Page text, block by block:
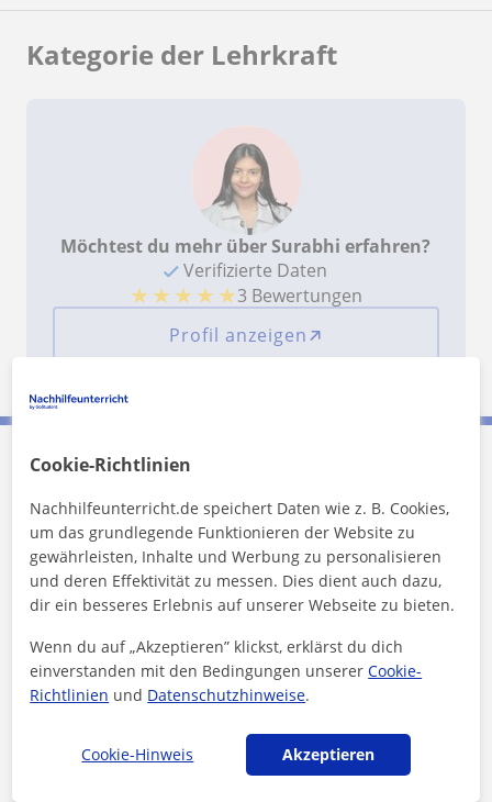
Kategorie der Lehrkraft
Möchtest du mehr über Surabhi erfahren?
Verifizierte Daten
★ ★ ★ ★ ★3 Bewertungen
Profil anzeigen
Preis pro Stunde 40€/h
1. Lektion kostenlos
Cookie-Richtlinien
Nachhilfeunterricht.de speichert Daten wie z. B. Cookies,
um das grundlegende Funktionieren der Website zu
gewährleisten, Inhalte und Werbung zu personalisieren
und deren Effektivität zu messen. Dies dient auch dazu,
dir ein besseres Erlebnis auf unserer Webseite zu bieten.
Wenn du auf „Akzeptieren” klickst, erklärst du dich
einverstanden mit den Bedingungen unsererCookie-
Richtlinien und Datenschutzhinweise.
Cookie-Hinweis Akzeptieren